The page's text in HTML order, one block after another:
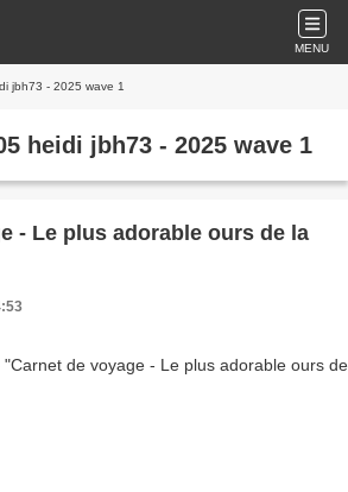
MENU
jbh73 - 2025 wave 1
heidi jbh73 - 2025 wave 1
- Le plus adorable ours de la